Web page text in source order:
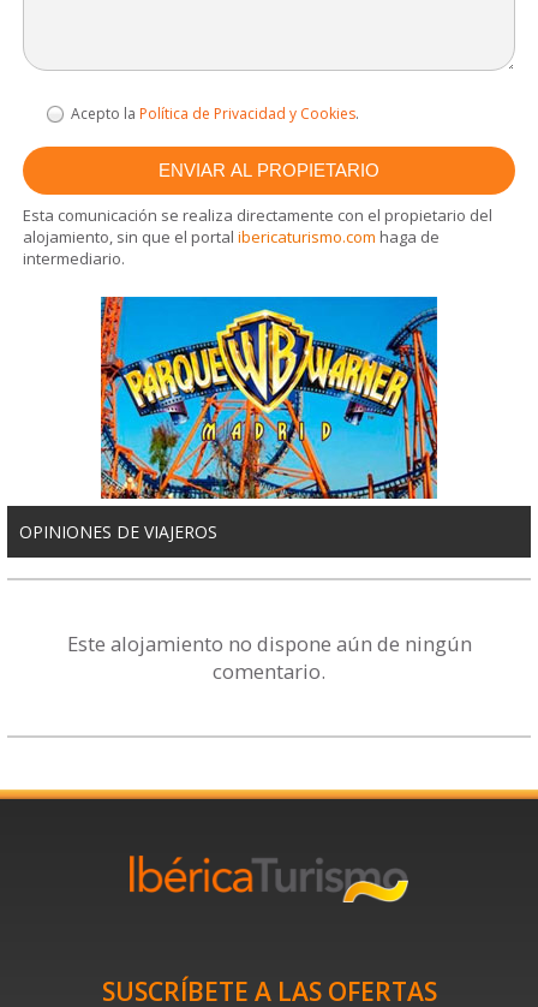
Acepto la Política de Privacidad y Cookies.
Esta comunicación se realiza directamente con el propietario del
alojamiento, sin que el portalibericaturismo.com haga de
intermediario.
OPINIONES DE VIAJEROS
Este alojamiento no dispone aún de ningún
comentario.
SUSCRÍBETE A LAS OFERTAS